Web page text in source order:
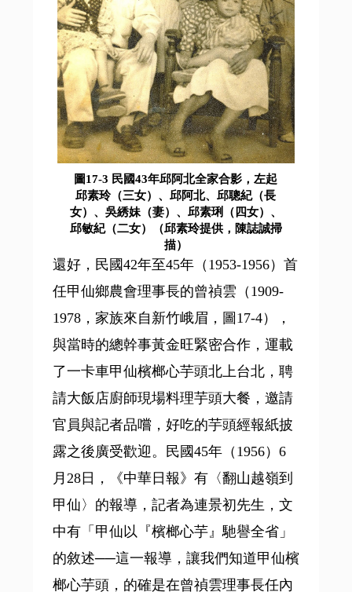
圖17-3 民國43年邱阿北全家合影，左起
邱素玲（三女）、邱阿北、邱聰紀（長
女）、吳綉妹（妻）、邱素琍（四女）、
邱敏紀（二女）（邱素玲提供，陳誌誠掃
描）
還好，民國42年至45年（1953-1956）首
任甲仙鄉農會理事長的曾禎雲（1909-
1978，家族來自新竹峨眉，圖17-4），
與當時的總幹事黃金旺緊密合作，運載
了一卡車甲仙檳榔心芋頭北上台北，聘
請大飯店廚師現場料理芋頭大餐，邀請
官員與記者品嚐，好吃的芋頭經報紙披
露之後廣受歡迎。民國45年（1956）6
月28日，《中華日報》有〈翻山越嶺到
甲仙〉的報導，記者為連景初先生，文
中有「甲仙以『檳榔心芋』馳譽全省」
的敘述──這一報導，讓我們知道甲仙檳
榔心芋頭，的確是在曾禎雲理事長任內